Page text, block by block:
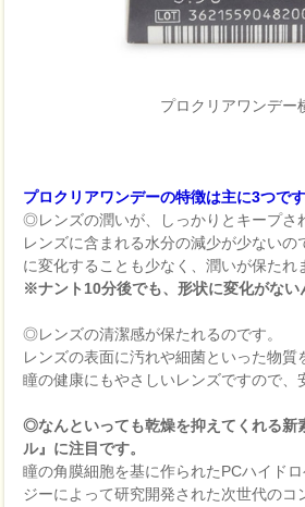
プロクリアワンデー
プロクリアワンデーの特徴は主に3つです
◎レンズの潤いが、しっかりとキープさ
レンズに含まれる水分の減少が少ないの
に変化することも少なく、潤いが保たれ
※ナント10分後でも、形状に変化がない
◎レンズの清潔感が保たれるのです。
レンズの表面に汚れや細菌といった物質
瞳の健康にもやさしいレンズですので、
◎なんといっても乾燥を抑えてくれる新
ル』に注目です。
瞳の角膜細胞を基に作られたPCハイド
ジーによって研究開発された次世代のコ